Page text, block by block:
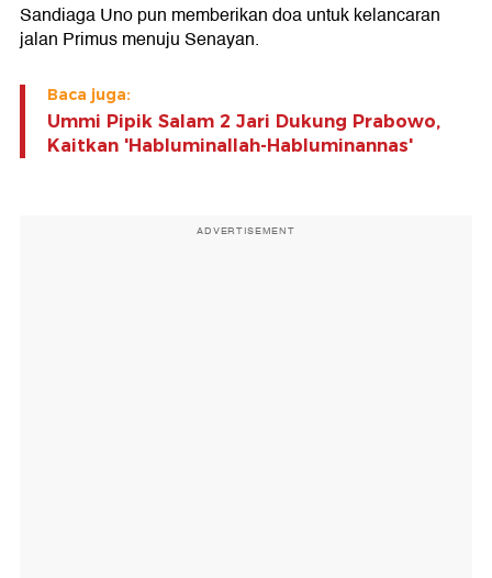
Sandiaga Uno pun memberikan doa untuk kelancaran
jalan Primus menuju Senayan.
Baca juga:
Ummi Pipik Salam 2 Jari Dukung Prabowo,
Kaitkan 'Habluminallah-Habluminannas'
ADVERTISEMENT